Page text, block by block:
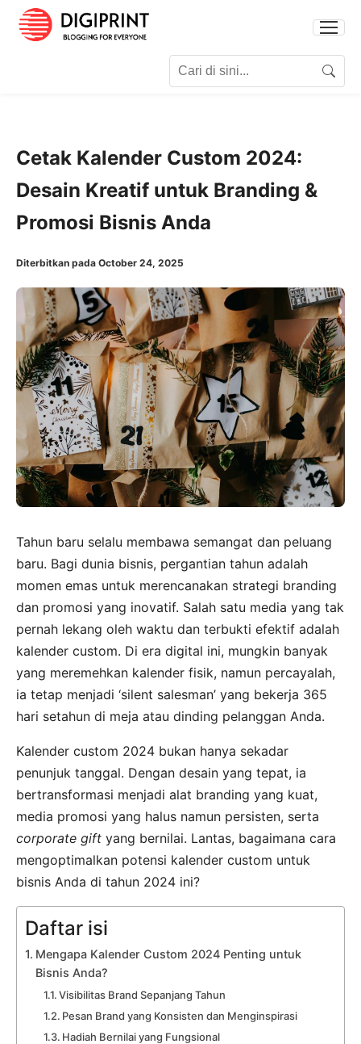
Search
Cetak Kalender Custom 2024:
Desain Kreatif untuk Branding &
Promosi Bisnis Anda
Diterbitkan pada October 24, 2025
Tahun baru selalu membawa semangat dan peluang
baru. Bagi dunia bisnis, pergantian tahun adalah
momen emas untuk merencanakan strategi branding
dan promosi yang inovatif. Salah satu media yang tak
pernah lekang oleh waktu dan terbukti efektif adalah
kalender custom. Di era digital ini, mungkin banyak
yang meremehkan kalender fisik, namun percayalah,
ia tetap menjadi ‘silent salesman’ yang bekerja 365
hari setahun di meja atau dinding pelanggan Anda.
Kalender custom 2024 bukan hanya sekadar
penunjuk tanggal. Dengan desain yang tepat, ia
bertransformasi menjadi alat branding yang kuat,
media promosi yang halus namun persisten, serta
corporate gift yang bernilai. Lantas, bagaimana cara
mengoptimalkan potensi kalender custom untuk
bisnis Anda di tahun 2024 ini?
Daftar isi
Mengapa Kalender Custom 2024 Penting untuk
Bisnis Anda?
Visibilitas Brand Sepanjang Tahun
Pesan Brand yang Konsisten dan Menginspirasi
Hadiah Bernilai yang Fungsional